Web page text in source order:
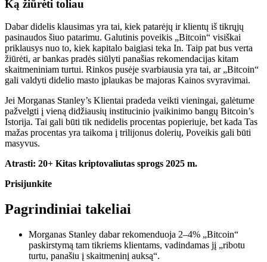
Ką žiūrėti toliau
Dabar didelis klausimas yra tai, kiek patarėjų ir klientų iš tikrųjų
pasinaudos šiuo patarimu. Galutinis poveikis „Bitcoin“ visiškai
priklausys nuo to, kiek kapitalo baigiasi teka In. Taip pat bus verta
žiūrėti, ar bankas pradės siūlyti panašias rekomendacijas kitam
skaitmeniniam turtui. Rinkos pusėje svarbiausia yra tai, ar „Bitcoin“
gali valdyti didelio masto įplaukas be majoras Kainos svyravimai.
Jei Morganas Stanley’s Klientai pradeda veikti vieningai, galėtume
pažvelgti į vieną didžiausių institucinio įvaikinimo bangų Bitcoin’s
Istorija. Tai gali būti tik nedidelis procentas popieriuje, bet kada Tas
mažas procentas yra taikoma į trilijonus dolerių, Poveikis gali būti
masyvus.
Atrasti: 20+ Kitas kriptovaliutas sprogs 2025 m.
Prisijunkite
Pagrindiniai takeliai
Morganas Stanley dabar rekomenduoja 2–4% „Bitcoin“
paskirstymą tam tikriems klientams, vadindamas jį „ribotu
turtu, panašiu į skaitmeninį auksą“.